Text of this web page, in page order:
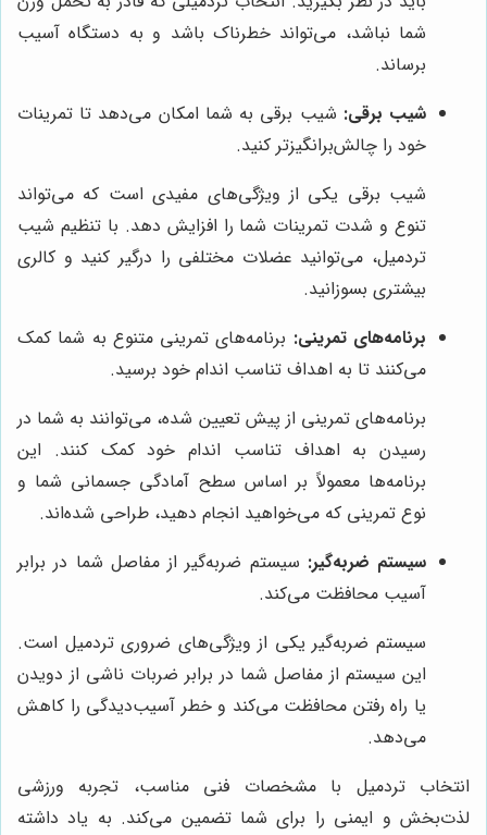
شما نباشد، می‌تواند خطرناک باشد و به دستگاه آسیب
برساند.
شیب برقی: شیب برقی به شما امکان می‌دهد تا تمرینات
خود را چالش‌برانگیزتر کنید.
شیب برقی یکی از ویژگی‌های مفیدی است که می‌تواند
تنوع و شدت تمرینات شما را افزایش دهد. با تنظیم شیب
تردمیل، می‌توانید عضلات مختلفی را درگیر کنید و کالری
بیشتری بسوزانید.
برنامه‌های تمرینی: برنامه‌های تمرینی متنوع به شما کمک
می‌کنند تا به اهداف تناسب اندام خود برسید.
برنامه‌های تمرینی از پیش تعیین شده، می‌توانند به شما در
رسیدن به اهداف تناسب اندام خود کمک کنند. این
برنامه‌ها معمولاً بر اساس سطح آمادگی جسمانی شما و
نوع تمرینی که می‌خواهید انجام دهید، طراحی شده‌اند.
سیستم ضربه‌گیر: سیستم ضربه‌گیر از مفاصل شما در برابر
آسیب محافظت می‌کند.
سیستم ضربه‌گیر یکی از ویژگی‌های ضروری تردمیل است.
این سیستم از مفاصل شما در برابر ضربات ناشی از دویدن
یا راه رفتن محافظت می‌کند و خطر آسیب‌دیدگی را کاهش
می‌دهد.
انتخاب تردمیل با مشخصات فنی مناسب، تجربه ورزشی
لذت‌بخش و ایمنی را برای شما تضمین می‌کند. به یاد داشته